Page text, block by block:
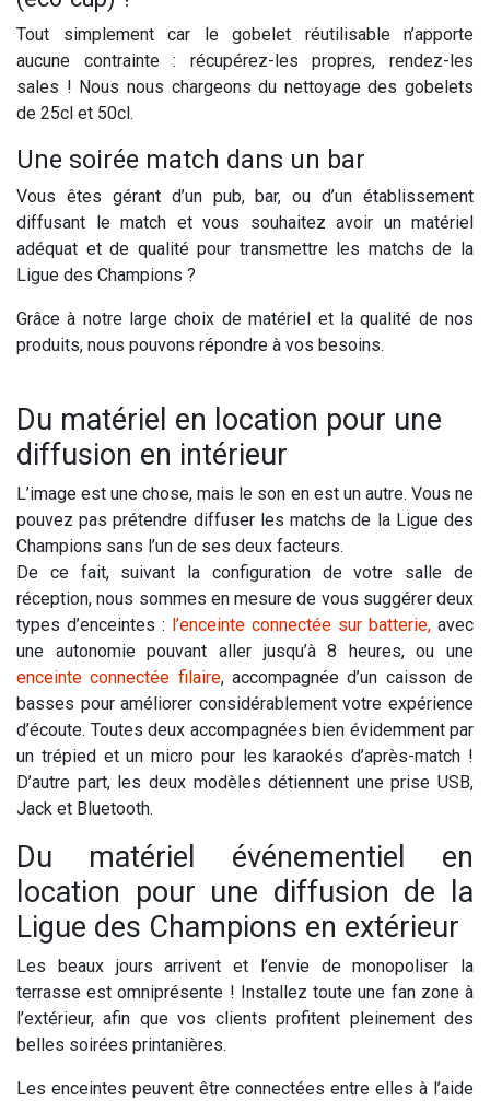
Tout simplement car le gobelet réutilisable n’apporte
aucune contrainte : récupérez-les propres, rendez-les
sales ! Nous nous chargeons du nettoyage des gobelets
de 25cl et 50cl.
Une soirée match dans un bar
Vous êtes gérant d’un pub, bar, ou d’un établissement
diffusant le match et vous souhaitez avoir un matériel
adéquat et de qualité pour transmettre les matchs de la
Ligue des Champions ?
Grâce à notre large choix de matériel et la qualité de nos
produits, nous pouvons répondre à vos besoins.
Du matériel en location pour une
diffusion en intérieur
L’image est une chose, mais le son en est un autre. Vous ne
pouvez pas prétendre diffuser les matchs de la Ligue des
Champions sans l’un de ses deux facteurs.
De ce fait, suivant la configuration de votre salle de
réception, nous sommes en mesure de vous suggérer deux
types d’enceintes : l’enceinte connectée sur batterie, avec
une autonomie pouvant aller jusqu’à 8 heures, ou une
enceinte connectée filaire, accompagnée d’un caisson de
basses pour améliorer considérablement votre expérience
d’écoute. Toutes deux accompagnées bien évidemment par
un trépied et un micro pour les karaokés d’après-match !
D’autre part, les deux modèles détiennent une prise USB,
Jack et Bluetooth.
Du matériel événementiel en
location pour une diffusion de la
Ligue des Champions en extérieur
Les beaux jours arrivent et l’envie de monopoliser la
terrasse est omniprésente ! Installez toute une fan zone à
l’extérieur, afin que vos clients profitent pleinement des
belles soirées printanières.
Les enceintes peuvent être connectées entre elles à l’aide